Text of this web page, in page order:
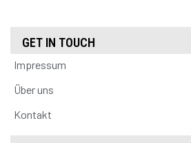
GET IN TOUCH
Impressum
Über uns
Kontakt